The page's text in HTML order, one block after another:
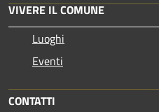
VIVERE IL COMUNE
Luoghi
Eventi
CONTATTI